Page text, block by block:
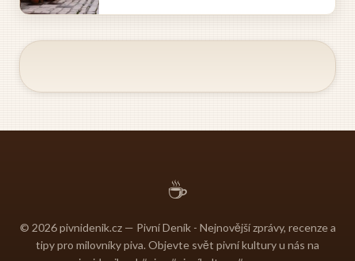
☕
© 2026 pivnidenik.cz — Pivní Deník - Nejnovější zprávy, recenze a
tipy pro milovníky piva. Objevte svět pivní kultury u nás na